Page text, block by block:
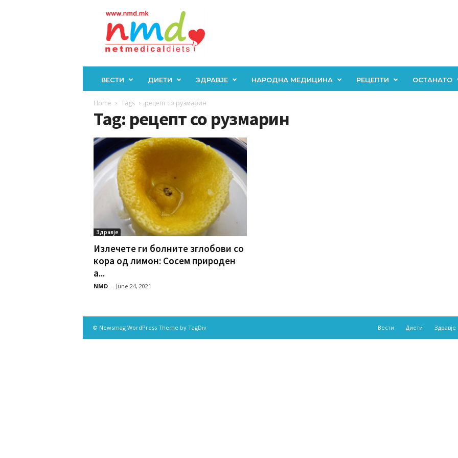
ВЕСТИ ДИЕТИ ЗДРАВЈЕ НАРОДНА МЕДИЦИНА РЕЦЕПТИ ОСТАНАТО
Home Tags рецепт со рузмарин
Tag: рецепт со рузмарин
Здравје
Излечете ги болните зглобови со
кора од лимон: Сосем природен
а...
NMD - June 24, 2021
Вести Диети Здравје
© Newsmag WordPress Theme by TagDiv